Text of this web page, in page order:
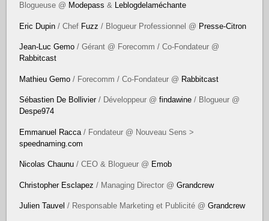
Blogueuse @ Modepass & Leblogdelaméchante
Eric Dupin / Chef Fuzz / Blogueur Professionnel @ Presse-Citron
Jean-Luc Gemo / Gérant @ Forecomm / Co-Fondateur @
Rabbitcast
Mathieu Gemo / Forecomm / Co-Fondateur @ Rabbitcast
Sébastien De Bollivier/ Développeur @findawine / Blogueur @
Despe974
Emmanuel Racca / Fondateur @ Nouveau Sens >
speednaming.com
Nicolas Chaunu / CEO & Blogueur @ Emob
Christopher Esclapez / Managing Director @Grandcrew
Julien Tauvel / Responsable Marketing et Publicité @Grandcrew